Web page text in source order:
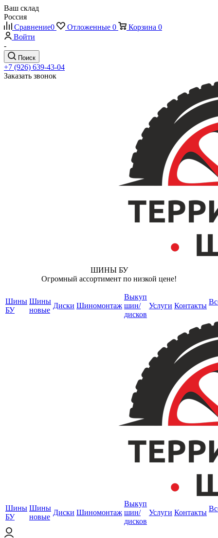
Ваш склад
Россия
Сравнение0 Отложенные 0 Корзина 0
Войти
-
Поиск
+7 (926) 639-43-04
Заказать звонок
ШИНЫ БУ
Огромный ассортимент по низкой цене!
Шины
БУ
Шины
новые
Диски Шиномонтаж
Выкуп
шин/
дисков
Услуги Контакты
Шины
БУ
Шины
новые
Диски Шиномонтаж
Выкуп
шин/
дисков
Услуги Контакты